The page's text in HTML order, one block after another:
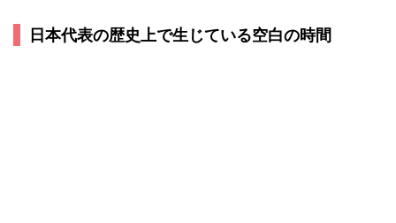
日本代表の歴史上で生じている空白の時間